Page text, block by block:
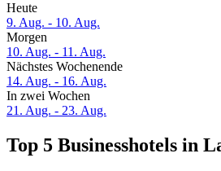
Heute
9. Aug. - 10. Aug.
Morgen
10. Aug. - 11. Aug.
Nächstes Wochenende
14. Aug. - 16. Aug.
In zwei Wochen
21. Aug. - 23. Aug.
Top 5 Businesshotels in